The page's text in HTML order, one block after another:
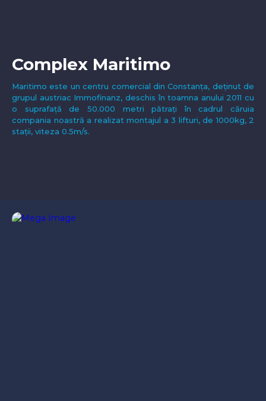
Complex Maritimo
Maritimo este un centru comercial din Constanța, deținut de
grupul austriac Immofinanz, deschis în toamna anului 2011 cu
o suprafață de 50.000 metri pătrați în cadrul căruia
compania noastră a realizat montajul a 3 lifturi, de 1000kg, 2
stații, viteza 0.5m/s.